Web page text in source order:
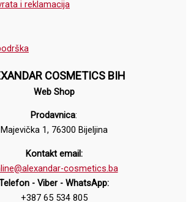
i reklamacija
COSMETICS BIH
Web Shop
Prodavnica:
Majevička 1, 76300 Bijeljina
Kontakt email:
cosmetics.ba
- Viber - WhatsApp:
+387 65 534 805